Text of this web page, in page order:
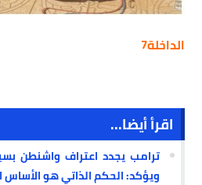
الداخلة7
اقرأ أيضا...
ترامب يجدد اعتراف واشنطن
ويؤكد: الحكم الذاتي هو الأساس